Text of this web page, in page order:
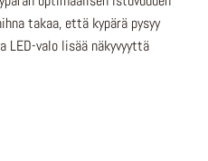
takaa, että kypärä pysyy
LED-valo lisää näkyvyyttä